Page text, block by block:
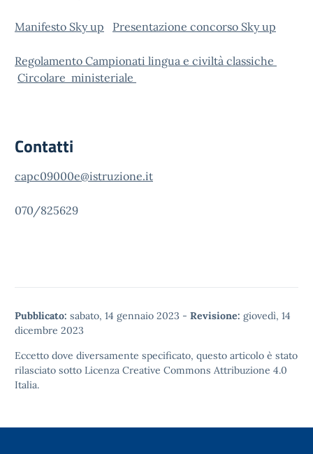
Manifesto Sky up Presentazione concorso Sky up
Regolamento Campionati lingua e civiltà classiche
Circolare ministeriale
Contatti
capc09000e@istruzione.it
070/825629
Pubblicato: sabato, 14 gennaio 2023 - Revisione: giovedì, 14
dicembre 2023
Eccetto dove diversamente specificato, questo articolo è stato
rilasciato sotto Licenza Creative Commons Attribuzione 4.0
Italia.